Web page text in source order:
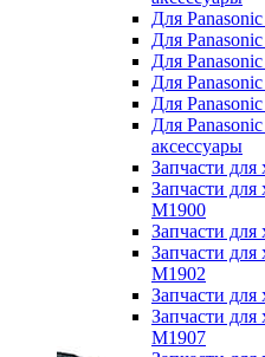
Для
Для
Для
Для
Для
Для
аксессуары
Запчасти
Запчасти
M1900
Запчасти
Запчасти
M1902
Запчасти
Запчасти
M1907